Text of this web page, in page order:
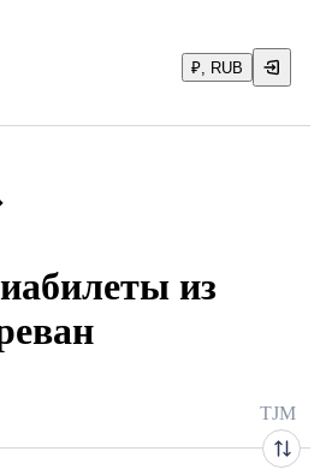
₽, RUB
из
TJM